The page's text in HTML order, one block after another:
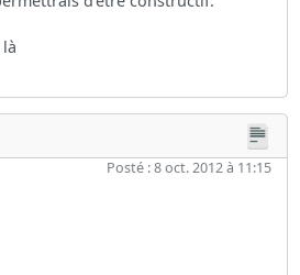
Posté : 8 oct. 2012 à 11:15